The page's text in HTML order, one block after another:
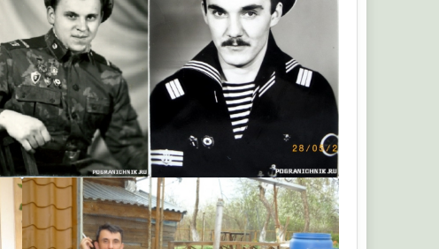
валес poliak